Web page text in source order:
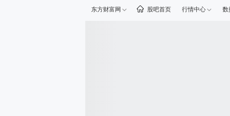
东方财富网 股吧首页 行情中心 数